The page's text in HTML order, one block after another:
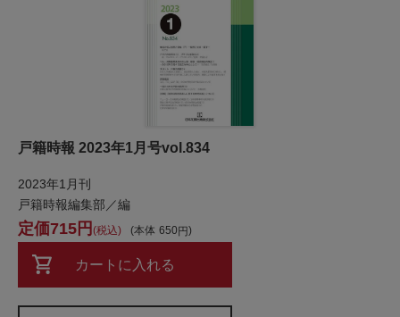
戸籍時報 2023年1月号vol.834
2023年1月刊
戸籍時報編集部／編
本体 650
715 税込
カートに入れる